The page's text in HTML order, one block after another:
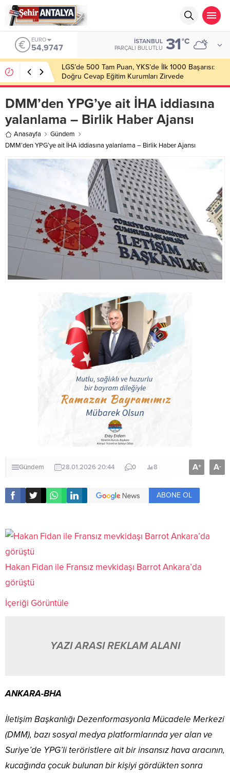
ALTIN
6.499,25
İSTANBUL
PARÇALI BULUTLU 31°C
Latif Albayrak’tan Bursa Erzurum Dernekleri
Federasyonu İçin 25 Maddelik Büyük Vizyon
DMM’den YPG’ye ait İHA iddiasına
yalanlama – Birlik Haber Ajansı
Anasayfa
Gündem
DMM’den YPG’ye ait İHA iddiasına yalanlama – Birlik Haber Ajansı
Gündem 28.01.2026 20:44 0 8 A+ A-
ABONE OL
Hakan Fidan ile Fransız mevkidaşı Barrot Ankara’da
görüştü
İçeriği Görüntüle
YAZI ARASI REKLAM ALANI
ANKARA-BHA
İletişim Başkanlığı Dezenformasyonla Mücadele Merkezi
(DMM), bazı sosyal medya platformlarında yer alan ve
Suriye’de YPG’li teröristlere ait bir insansız hava aracının,
kucağında çocuk bulunan bir kişiyi gördükten sonra